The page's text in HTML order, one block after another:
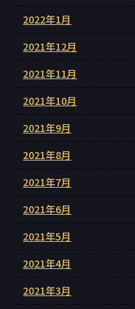
2022年1月
2021年12月
2021年11月
2021年10月
2021年9月
2021年8月
2021年7月
2021年6月
2021年5月
2021年4月
2021年3月